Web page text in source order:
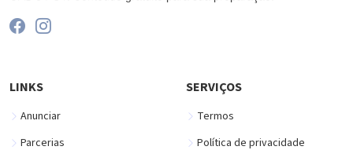
LINKS
Anunciar
Parcerias
SERVIÇOS
Termos
Política de privacidade